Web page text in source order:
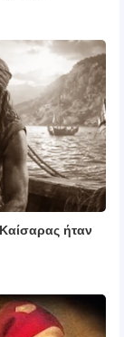
Καίσαρας ήταν